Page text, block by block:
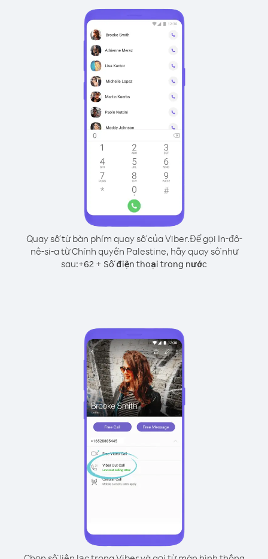
Quay số từ bàn phím quay số của Viber.Để gọi In-đô-
nê-si-a từ Chính quyền Palestine, hãy quay số như
sau:+62 + Số điện thoại trong nước